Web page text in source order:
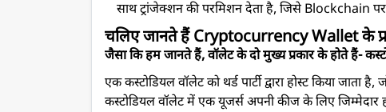
साथ ट्रांजेक्शन की परमिशन देता है, जिसे Blockchain
चलिए जानते हैं Cryptocurrency Wallet के
जैसा कि हम जानते हैं, वॉलेट के दो मुख्य प्रकार के होते हैं-
एक कस्टोडियल वॉलेट को थर्ड पार्टी द्वारा होस्ट किया
कस्टोडियल वॉलेट में एक यूजर्स अपनी कीज के लिए जिम्मेदार